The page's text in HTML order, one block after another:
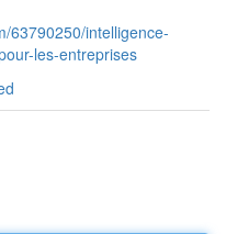
63790250/intelligence-
les-entreprises